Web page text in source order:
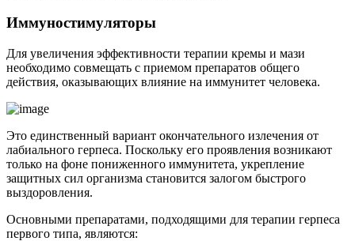
Иммуностимуляторы
Для увеличения эффективности терапии кремы и мази
необходимо совмещать с приемом препаратов общего
действия, оказывающих влияние на иммунитет человека.
Это единственный вариант окончательного излечения от
лабиального герпеса. Поскольку его проявления возникают
только на фоне пониженного иммунитета, укрепление
защитных сил организма становится залогом быстрого
выздоровления.
Основными препаратами, подходящими для терапии герпеса
первого типа, являются: